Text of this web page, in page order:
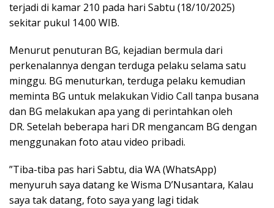
terjadi di kamar 210 pada hari Sabtu (18/10/2025)
sekitar pukul 14.00 WIB.
​Menurut penuturan BG, kejadian bermula dari
perkenalannya dengan terduga pelaku selama satu
minggu. BG menuturkan, terduga pelaku kemudian
meminta BG untuk melakukan Vidio Call tanpa busana
dan BG melakukan apa yang di perintahkan oleh
DR. Setelah beberapa hari DR mengancam BG dengan
menggunakan foto atau video pribadi.
​”Tiba-tiba pas hari Sabtu, dia WA (WhatsApp)
menyuruh saya datang ke Wisma D’Nusantara, Kalau
saya tak datang, foto saya yang lagi tidak